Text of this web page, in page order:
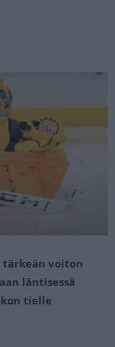
tärkeän voiton
läntisessä
tielle